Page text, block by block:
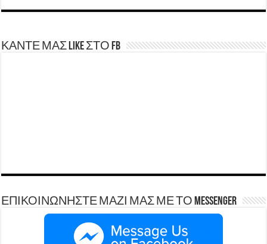
ΚΑΝΤΕ ΜΑΣ LIKE ΣΤΟ FB
ΕΠΙΚΟΙΝΩΝΗΣΤΕ ΜΑΖΙ ΜΑΣ ΜΕ ΤΟ Messenger